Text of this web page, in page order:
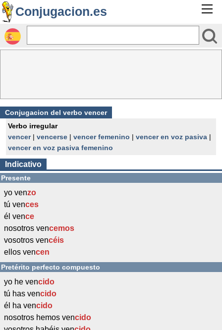
Conjugacion.es
Conjugacion del verbo vencer
Verbo irregular
vencer| vencerse | vencer femenino | vencer en voz pasiva |
vencer en voz pasiva femenino
Indicativo
Presente
yo venzo
tú vences
él vence
nosotros vencemos
vosotros vencéis
ellos vencen
Pretérito perfecto compuesto
yo he vencido
tú has vencido
él ha vencido
nosotros hemos vencido